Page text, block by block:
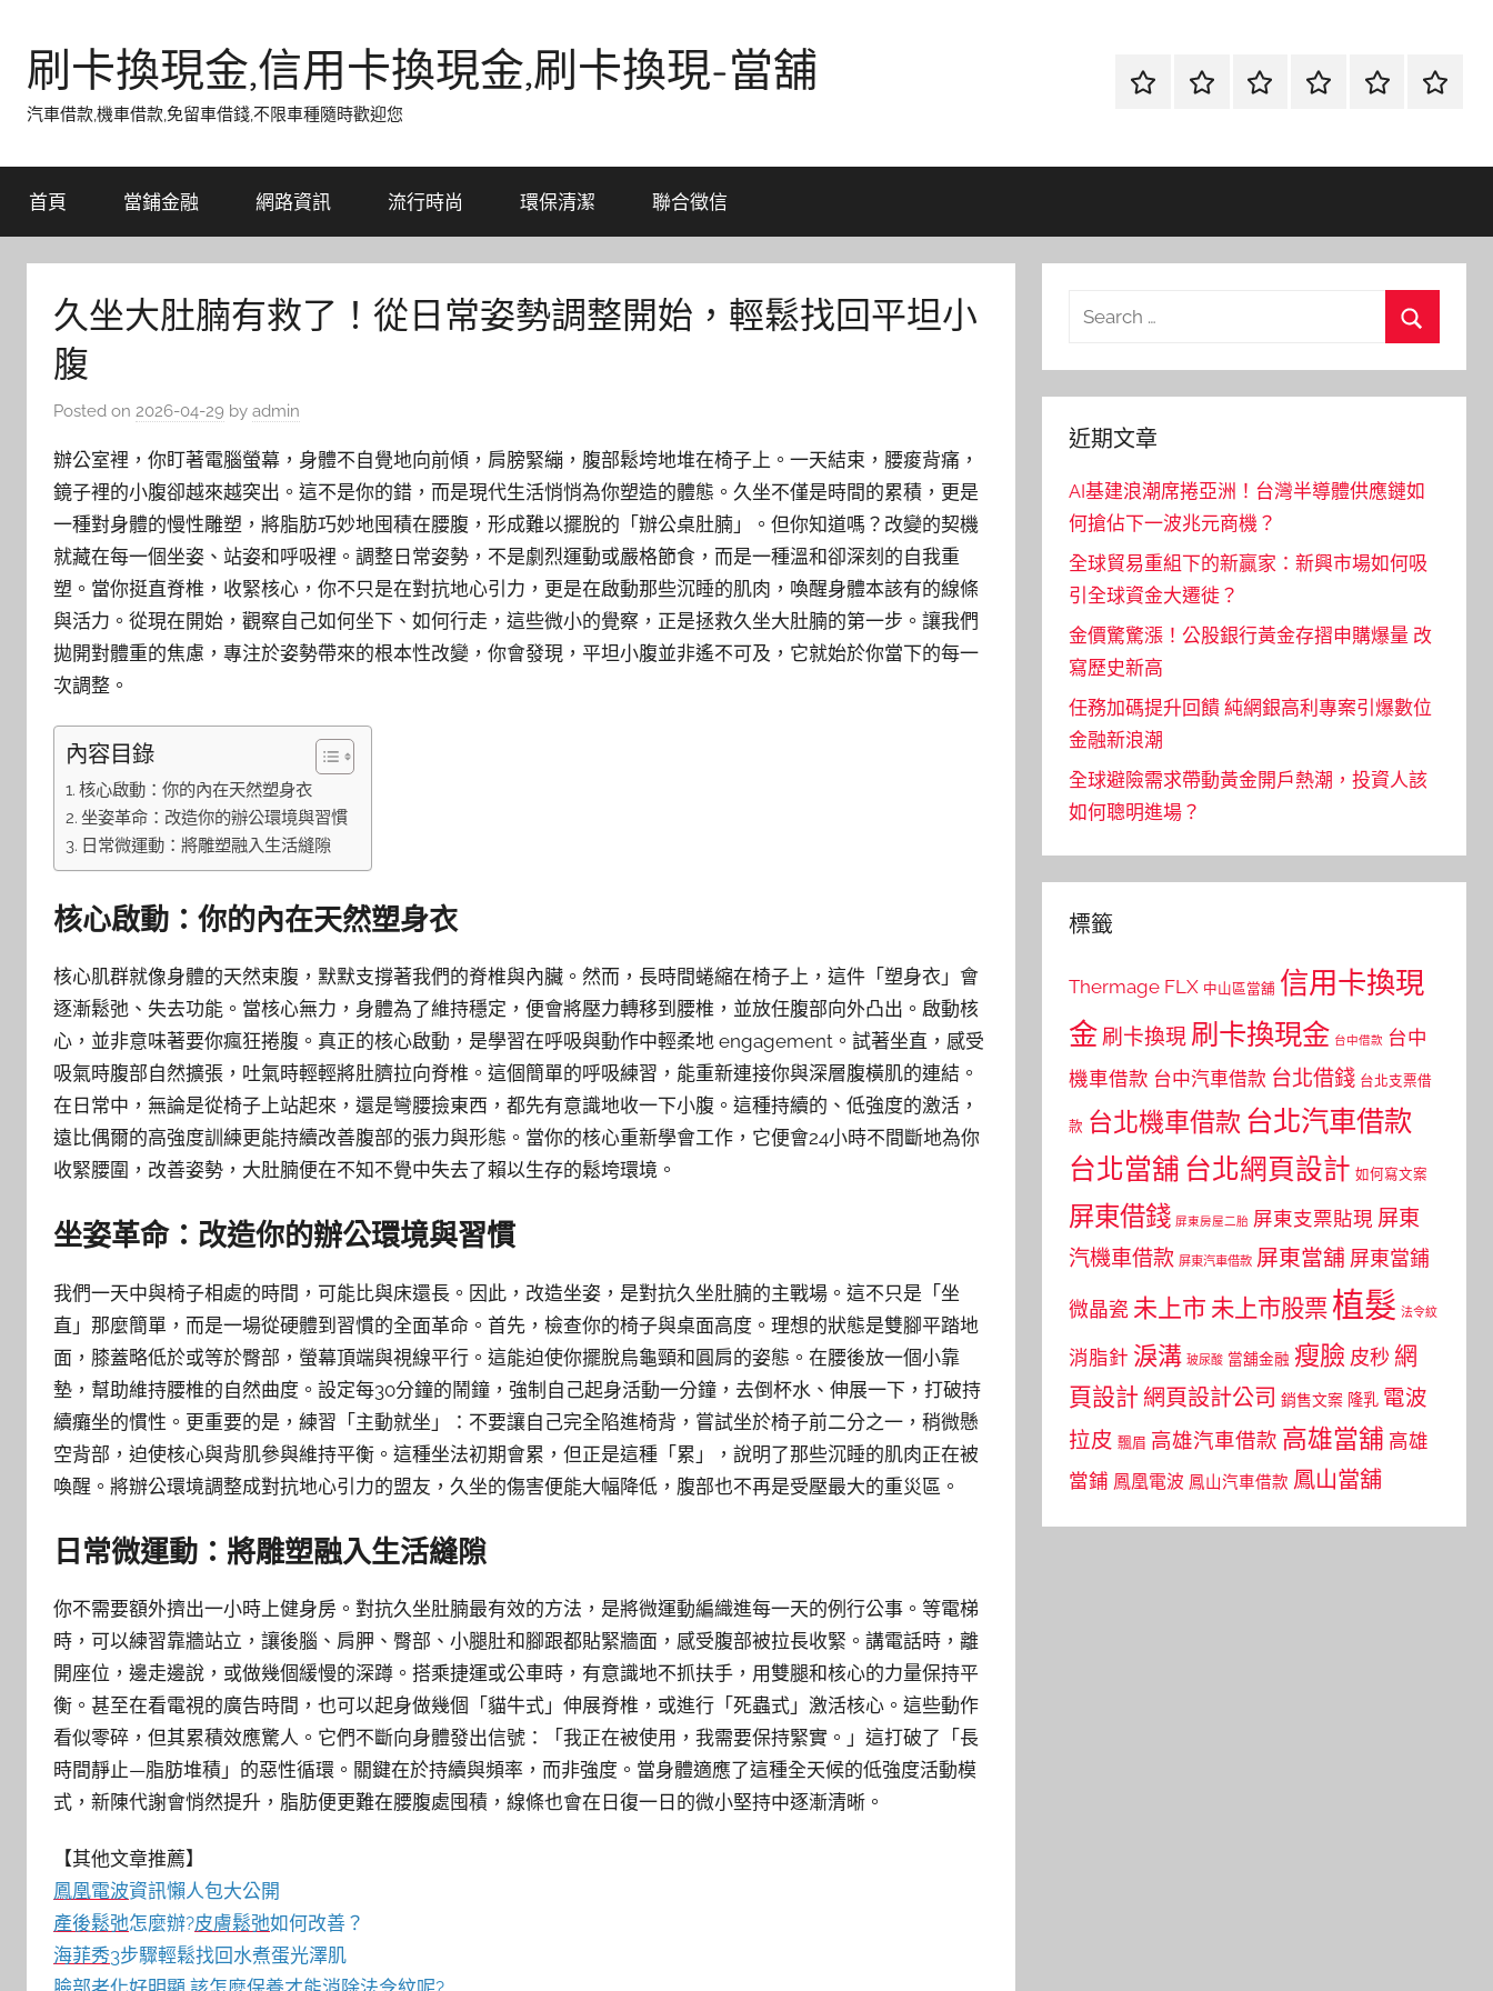
content刷卡換現金,信用卡換現金,刷卡換現-當舖
汽車借款,機車借款,免留車借錢,不限車種隨時歡迎您
首
當
網
流
環
聯
首頁 當鋪金融 網路資訊 流行時尚 環保清潔 聯合徵信
久坐大肚腩有救了！從日常姿勢調整開始，輕鬆找回平坦小
腹
Posted on 2026-04-29 by admin
辦公室裡，你盯著電腦螢幕，身體不自覺地向前傾，肩膀緊繃，腹部鬆垮地堆在椅子上。一天結束，腰痠背痛，
鏡子裡的小腹卻越來越突出。這不是你的錯，而是現代生活悄悄為你塑造的體態。久坐不僅是時間的累積，更是
一種對身體的慢性雕塑，將脂肪巧妙地囤積在腰腹，形成難以擺脫的「辦公桌肚腩」。但你知道嗎？改變的契機
就藏在每一個坐姿、站姿和呼吸裡。調整日常姿勢，不是劇烈運動或嚴格節食，而是一種溫和卻深刻的自我重
塑。當你挺直脊椎，收緊核心，你不只是在對抗地心引力，更是在啟動那些沉睡的肌肉，喚醒身體本該有的線條
與活力。從現在開始，觀察自己如何坐下、如何行走，這些微小的覺察，正是拯救久坐大肚腩的第一步。讓我們
拋開對體重的焦慮，專注於姿勢帶來的根本性改變，你會發現，平坦小腹並非遙不可及，它就始於你當下的每一
次調整。
內容目錄
核心啟動：你的內在天然塑身衣
坐姿革命：改造你的辦公環境與習慣
日常微運動：將雕塑融入生活縫隙
核心啟動：你的內在天然塑身衣
核心肌群就像身體的天然束腹，默默支撐著我們的脊椎與內臟。然而，長時間蜷縮在椅子上，這件「塑身衣」會
逐漸鬆弛、失去功能。當核心無力，身體為了維持穩定，便會將壓力轉移到腰椎，並放任腹部向外凸出。啟動核
心，並非意味著要你瘋狂捲腹。真正的核心啟動，是學習在呼吸與動作中輕柔地 engagement。試著坐直，感受
吸氣時腹部自然擴張，吐氣時輕輕將肚臍拉向脊椎。這個簡單的呼吸練習，能重新連接你與深層腹橫肌的連結。
在日常中，無論是從椅子上站起來，還是彎腰撿東西，都先有意識地收一下小腹。這種持續的、低強度的激活，
遠比偶爾的高強度訓練更能持續改善腹部的張力與形態。當你的核心重新學會工作，它便會24小時不間斷地為你
收緊腰圍，改善姿勢，大肚腩便在不知不覺中失去了賴以生存的鬆垮環境。
坐姿革命：改造你的辦公環境與習慣
我們一天中與椅子相處的時間，可能比與床還長。因此，改造坐姿，是對抗久坐肚腩的主戰場。這不只是「坐
直」那麼簡單，而是一場從硬體到習慣的全面革命。首先，檢查你的椅子與桌面高度。理想的狀態是雙腳平踏地
面，膝蓋略低於或等於臀部，螢幕頂端與視線平行。這能迫使你擺脫烏龜頸和圓肩的姿態。在腰後放一個小靠
墊，幫助維持腰椎的自然曲度。設定每30分鐘的鬧鐘，強制自己起身活動一分鐘，去倒杯水、伸展一下，打破持
續癱坐的慣性。更重要的是，練習「主動就坐」：不要讓自己完全陷進椅背，嘗試坐於椅子前二分之一，稍微懸
空背部，迫使核心與背肌參與維持平衡。這種坐法初期會累，但正是這種「累」，說明了那些沉睡的肌肉正在被
喚醒。將辦公環境調整成對抗地心引力的盟友，久坐的傷害便能大幅降低，腹部也不再是受壓最大的重災區。
日常微運動：將雕塑融入生活縫隙
你不需要額外擠出一小時上健身房。對抗久坐肚腩最有效的方法，是將微運動編織進每一天的例行公事。等電梯
時，可以練習靠牆站立，讓後腦、肩胛、臀部、小腿肚和腳跟都貼緊牆面，感受腹部被拉長收緊。講電話時，離
開座位，邊走邊說，或做幾個緩慢的深蹲。搭乘捷運或公車時，有意識地不抓扶手，用雙腿和核心的力量保持平
衡。甚至在看電視的廣告時間，也可以起身做幾個「貓牛式」伸展脊椎，或進行「死蟲式」激活核心。這些動作
看似零碎，但其累積效應驚人。它們不斷向身體發出信號：「我正在被使用，我需要保持緊實。」這打破了「長
時間靜止—脂肪堆積」的惡性循環。關鍵在於持續與頻率，而非強度。當身體適應了這種全天候的低強度活動模
式，新陳代謝會悄然提升，脂肪便更難在腰腹處囤積，線條也會在日復一日的微小堅持中逐漸清晰。
【其他文章推薦】
鳳凰電波資訊懶人包大公開
產後鬆弛怎麼辦?皮膚鬆弛如何改善？
海菲秀3步驟輕鬆找回水煮蛋光澤肌
Search
近期文章
AI基建浪潮席捲亞洲！台灣半導體供應鏈如
何搶佔下一波兆元商機？
全球貿易重組下的新贏家：新興市場如何吸
引全球資金大遷徙？
金價驚驚漲！公股銀行黃金存摺申購爆量 改
寫歷史新高
任務加碼提升回饋 純網銀高利專案引爆數位
金融新浪潮
全球避險需求帶動黃金開戶熱潮，投資人該
如何聰明進場？
標籤
Thermage FLX 中山區當舖 信用卡換現
金 刷卡換現 刷卡換現金 台中借款 台中
機車借款 台中汽車借款 台北借錢 台北支票借
款 台北機車借款 台北汽車借款
台北當舖 台北網頁設計 如何寫文案
屏東借錢 屏東房屋二胎 屏東支票貼現 屏東
汽機車借款 屏東汽車借款 屏東當舖 屏東當鋪
微晶瓷 未上市 未上市股票植髮 法令紋
消脂針 淚溝 玻尿酸 當舖金融 瘦臉 皮秒 網
頁設計 網頁設計公司 銷售文案 隆乳 電波
拉皮 飄眉 高雄汽車借款 高雄當舖 高雄
當鋪 鳳凰電波 鳳山汽車借款 鳳山當舖